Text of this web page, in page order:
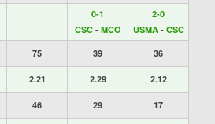
0-1
CSC- MCO
2-0
USMA- CSC
75 39 36
2.21 2.29 2.12
46 29 17